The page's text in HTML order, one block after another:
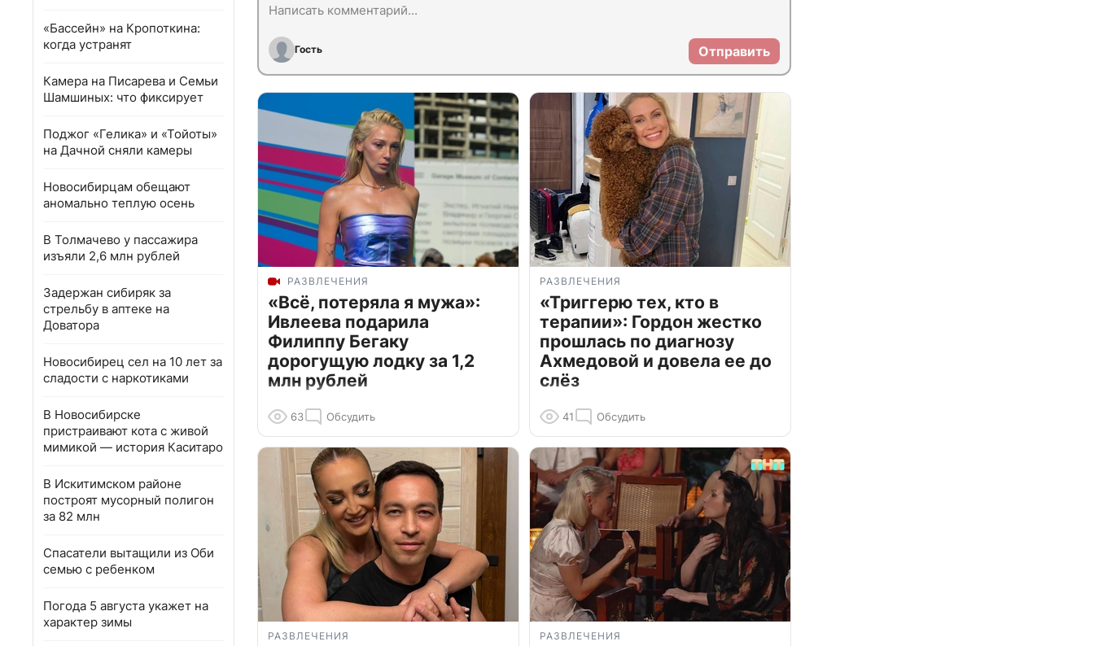
«Бассейн» на Кропоткина:
когда устранят
Камера на Писарева и Семьи
Шамшиных: что фиксирует
Поджог «Гелика» и «Тойоты»
на Дачной сняли камеры
Новосибирцам обещают
аномально теплую осень
В Толмачево у пассажира
изъяли 2,6 млн рублей
Задержан сибиряк за
стрельбу в аптеке на
Доватора
Новосибирец сел на 10 лет за
сладости с наркотиками
В Новосибирске
пристраивают кота с живой
мимикой — история Каситаро
В Искитимском районе
построят мусорный полигон
за 82 млн
Спасатели вытащили из Оби
семью с ребенком
Погода 5 августа укажет на
характер зимы
Гость Отправить
РАЗВЛЕЧЕНИЯ
«Всё, потеряла я мужа»:
Ивлеева подарила
Филиппу Бегаку
дорогущую лодку за 1,2
млн рублей
63 Обсудить
РАЗВЛЕЧЕНИЯ
«Триггерю тех, кто в
терапии»: Гордон жестко
прошлась по диагнозу
Ахмедовой и довела ее до
слёз
41 Обсудить
РАЗВЛЕЧЕНИЯ РАЗВЛЕЧЕНИЯ